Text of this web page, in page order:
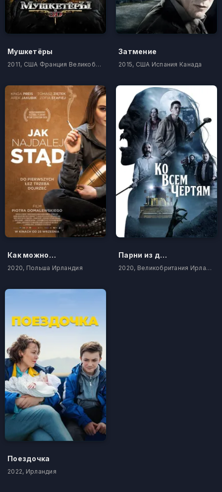
Мушкетёры
2011, США Франция Великобритания Германия
Затмение
2015, США Испания Канада
Как можно дальше отсюда
2020, Польша Ирландия
Парни из деревенского ада
2020, Великобритания Ирландия
Поездочка
2022, Ирландия